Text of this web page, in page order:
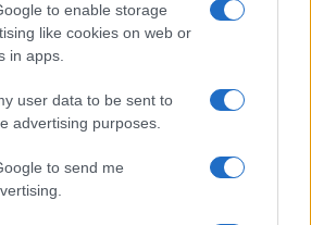
to enable storage
like cookies on web or
in apps.
user data to be sent to
advertising purposes.
to send me